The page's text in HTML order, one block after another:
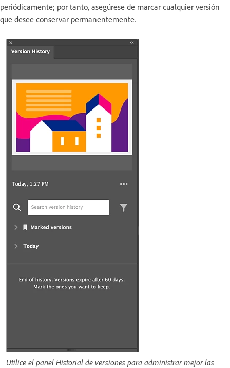
Utilice el panel Historial de versiones para administrar mejor las
periódicamente; por tanto, asegúrese de marcar cualquier versión
que desee conservar permanentemente.